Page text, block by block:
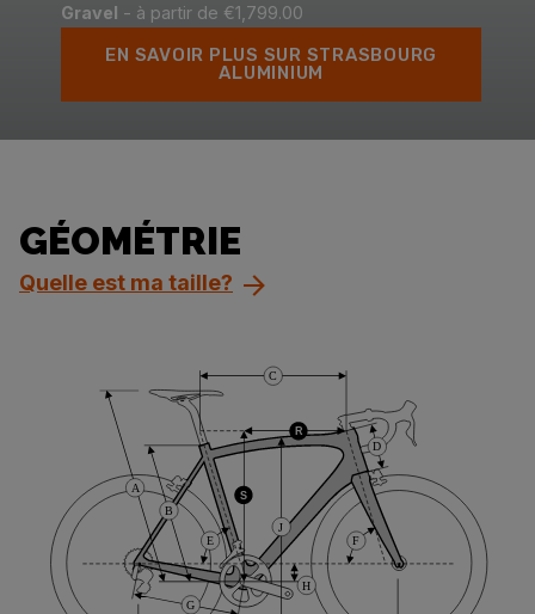
Gravel - à partir de €1,799.00
EN SAVOIR PLUS SUR STRASBOURG
ALUMINIUM
GÉOMÉTRIE
Quelle est ma taille?
D
B
R
A
G
C
E
S
H
J
F